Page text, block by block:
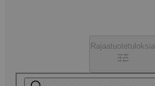
Rajaatuotetuloksia